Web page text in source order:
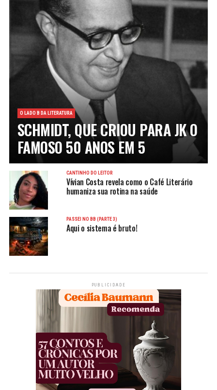
O LADO B DA LITERATURA
SCHMIDT, QUE CRIOU PARA JK O
FAMOSO 50 ANOS EM 5
CANTINHO DO LEITOR
Vívian Costa revela como o Café Literário
humaniza sua rotina na saúde
PASSEI NO BB (PARTE 3)
Aqui o sistema é bruto!
PUBLICIDADE